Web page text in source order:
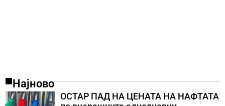
Најново
ОСТАР ПАД НА ЦЕНАТА НА НАФТАТА